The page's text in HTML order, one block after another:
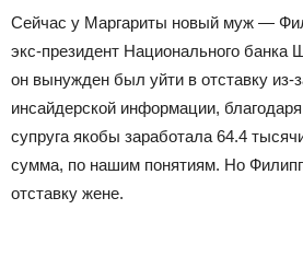
Сейчас у Маргариты новый муж —
экс-президент Национального банка
он вынужден был уйти в отставку из-
инсайдерской информации, благодаря
супруга якобы заработала 64.4
сумма, по нашим понятиям. Но
отставку жене.